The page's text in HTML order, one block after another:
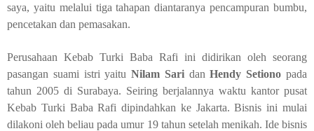
saya, yaitu melalui tiga tahapan diantaranya pencampuran bumbu,
pencetakan dan pemasakan.
Perusahaan Kebab Turki Baba Rafi ini didirikan oleh seorang
pasangan suami istri yaituNilam SaridanHendy Setiono pada
tahun 2005 di Surabaya. Seiring berjalannya waktu kantor pusat
Kebab Turki Baba Rafi dipindahkan ke Jakarta. Bisnis ini mulai
dilakoni oleh beliau pada umur 19 tahun setelah menikah. Ide bisnis